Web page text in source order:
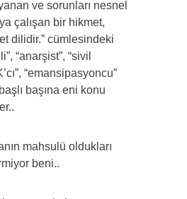
ve sorunları nesnel
çalışan bir hikmet,
dilidir.” cümlesindeki
“anarşist”, “sivil
“emansipasyoncu”
başına eni konu
mahsulü oldukları
beni..